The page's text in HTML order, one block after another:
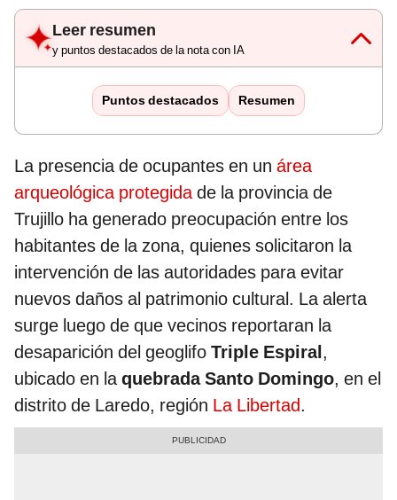
Leer resumen
y puntos destacados de la nota con IA
Puntos destacados Resumen
La presencia de ocupantes en un área
arqueológica protegidade la provincia de
Trujillo ha generado preocupación entre los
habitantes de la zona, quienes solicitaron la
intervención de las autoridades para evitar
nuevos daños al patrimonio cultural. La alerta
surge luego de que vecinos reportaran la
desaparición del geoglifo Triple Espiral,
ubicado en laquebrada Santo Domingo, en el
distrito de Laredo, región La Libertad.